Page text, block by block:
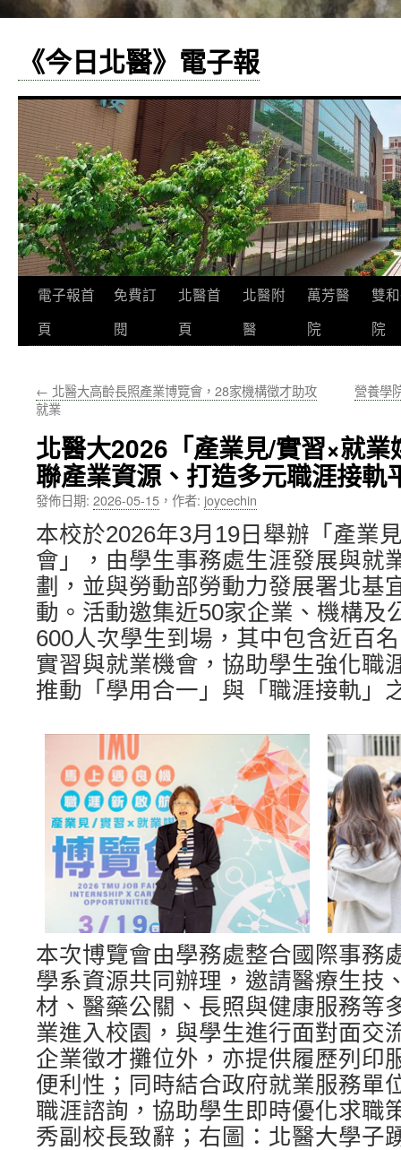
《今日北醫》電子報
跳
至
要
容
電子報首
頁
免費訂
閱
北醫首
頁
北醫附
醫
萬芳醫
院
雙
院
← 北醫大高齡長照產業博覽會，28家機構徵才助攻
就業
營養學
北醫大2026「產業見/實習×就
聯產業資源、打造多元職涯接軌
發佈日期: 2026-05-15 ， 作者: joycechin
本校於2026年3月19日舉辦「產業
會」，由學生事務處生涯發展與就
劃，並與勞動部勞動力發展署北基
動。活動邀集近50家企業、機構及
600人次學生到場，其中包含近百
實習與就業機會，協助學生強化職
推動「學用合一」與「職涯接軌」
本次博覽會由學務處整合國際事務
學系資源共同辦理，邀請醫療生技
材、醫藥公關、長照與健康服務等
業進入校園，與學生進行面對面交
企業徵才攤位外，亦提供履歷列印
便利性；同時結合政府就業服務單
職涯諮詢，協助學生即時優化求職
秀副校長致辭；右圖：北醫大學子